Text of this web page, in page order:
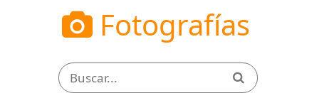
Fotografías